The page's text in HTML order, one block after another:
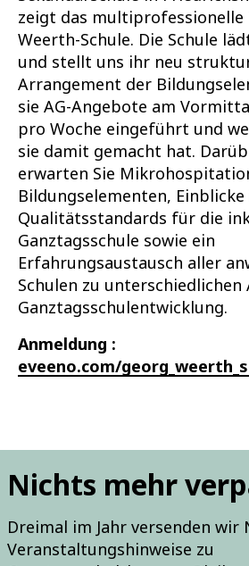
zeigt das multiprofessionelle
Weerth-Schule. Die Schule
und stellt uns ihr neu
Arrangement der
sie AG-Angebote am
pro Woche eingeführt und
sie damit gemacht hat.
erwarten Sie
Bildungselementen,
Qualitätsstandards für die
Ganztagsschule sowie ein
Erfahrungsaustausch aller
Schulen zu
Ganztagsschulentwicklung.
Anmeldung :
eveeno.com/
Nichts mehr
Dreimal im Jahr versenden wir
Veranstaltungshinweise zu